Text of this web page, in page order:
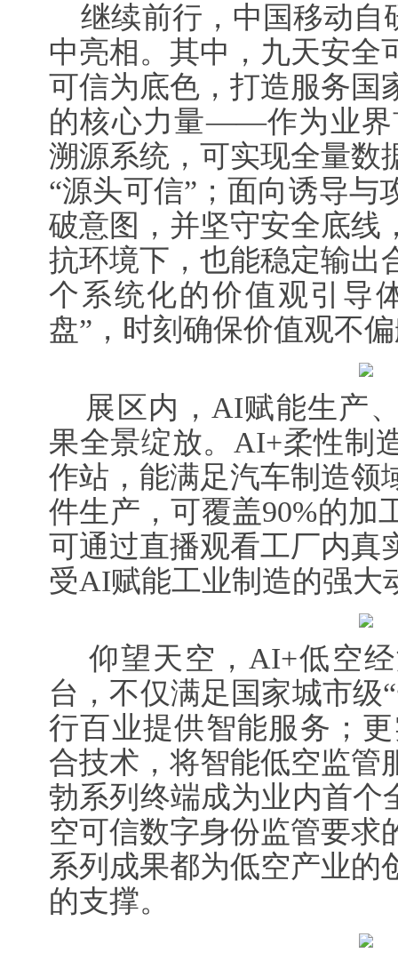
继续前行，中国移动自
中亮相。其中，九天安全
可信为底色，打造服务国
的核心力量——作为业界
溯源系统，可实现全量数
“源头可信”；面向诱导与
破意图，并坚守安全底线
抗环境下，也能稳定输出
个系统化的价值观引导
盘”，时刻确保价值观不
展区内，AI赋能生产
果全景绽放。AI+柔性制
作站，能满足汽车制造领
件生产，可覆盖90%的加
可通过直播观看工厂内真
受AI赋能工业制造的强大
仰望天空，AI+低空经
台，不仅满足国家城市级
行百业提供智能服务；
合技术，将智能低空监管
勃系列终端成为业内首个
空可信数字身份监管要求
系列成果都为低空产业的
的支撑。